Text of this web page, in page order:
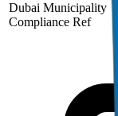
Dubai Municipality
Compliance Ref